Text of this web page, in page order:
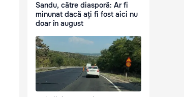
Sandu, către diasporă: Ar fi
minunat dacă ați fi fost aici nu
doar în august